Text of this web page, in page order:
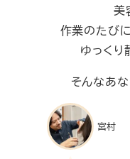
美
作業のたび
ゆっくり
そんなあ
宮村